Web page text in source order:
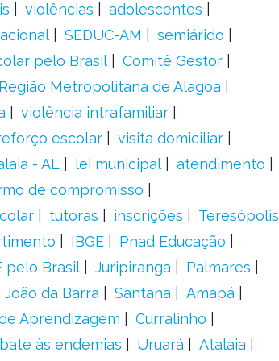
violências
adolescentes
SEDUC-AM
semiárido
pelo Brasil
Comitê Gestor
Região Metropolitana de Alagoa
violência intrafamiliar
escolar
visita domiciliar
- AL lei municipal
atendimento
de compromisso
tutoras inscrições
Teresópolis
IBGE
Pnad Educação
pelo Brasil Juripiranga
Palmares
João da Barra Santana
Amapá
Aprendizagem
Curralinho
às endemias Uruará
Atalaia